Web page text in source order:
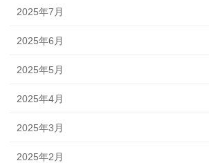
2025年7月
2025年6月
2025年5月
2025年4月
2025年3月
2025年2月